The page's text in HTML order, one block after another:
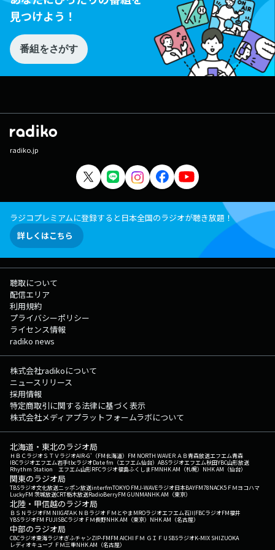
見つけよう！
番組をさがす
radiko.jp
ラジコプレミアムに登録すると日本全国のラジオが聴き放題！
詳しくはこちら
聴取について
配信エリア
利用規約
プライバシーポリシー
ライセンス情報
radiko news
株式会社radikoについて
ニュースリリース
採用情報
特定商取引に関する法律に基づく表示
株式会社メディアプラットフォームラボについて
北海道・東北のラジオ局
ＨＢＣラジオＳＴＶラジオAIR-G'（FM北海道） FM NORTH WAVEＲＡＢ青森放送エフエム青森
IBCラジオエフエム岩手tbcラジオDate fm（エフエム仙台） ABSラジオエフエム秋田YBC山形放送
Rhythm Station エフエム山形RFCラジオ福島ふくしまFMNHK AM（札幌） NHK AM（仙台）
関東のラジオ局
TBSラジオ文化放送ニッポン放送interfmTOKYO FMJ-WAVEラジオ日本BAYFM78NACK5 ＦＭヨコハマ
LuckyFM 茨城放送CRT栃木放送RadioBerryFM GUNMANHK AM（東京）
北陸・甲信越のラジオ局
ＢＳＮラジオFM NIIGATAＫＮＢラジオ ＦＭとやまMROラジオエフエム石川FBCラジオFM福井
YBSラジオFM FUJISBCラジオ ＦＭ長野NHK AM（東京） NHK AM（名古屋）
中部のラジオ局
CBCラジオ東海ラジオぎふチャンZIP-FMFM AICHI ＦＭ ＧＩＦＵ SBSラジオK-MIX SHIZUOKA
レディオキューブ ＦＭ三重NHK AM（名古屋）